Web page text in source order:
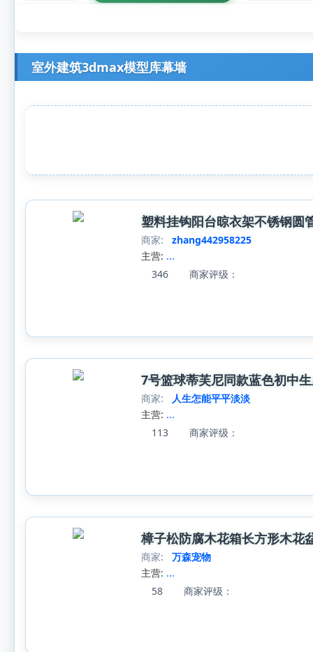
室外建筑3dmax模型库幕墙
塑料挂钩阳台晾衣架不锈钢圆
商家:
zhang442958225
主营: ...
346
商家评级：
7号篮球蒂芙尼同款蓝色初中
商家:
人生怎能平平淡淡
主营: ...
113
商家评级：
樟子松防腐木花箱长方形木花
商家:
万森宠物
主营: ...
58
商家评级：